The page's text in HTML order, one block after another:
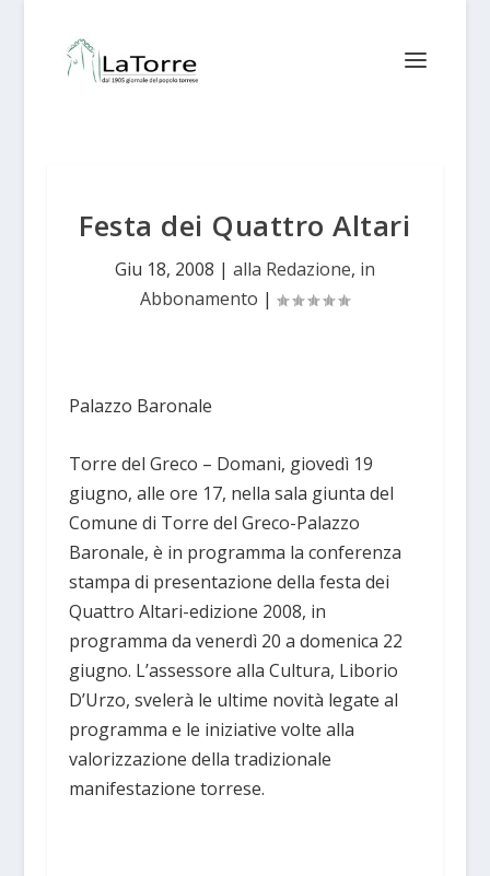
Festa dei Quattro Altari
Giu 18, 2008 | alla Redazione, in
Abbonamento |
Palazzo Baronale
Torre del Greco – Domani, giovedì 19
giugno, alle ore 17, nella sala giunta del
Comune di Torre del Greco-Palazzo
Baronale, è in programma la conferenza
stampa di presentazione della festa dei
Quattro Altari-edizione 2008, in
programma da venerdì 20 a domenica 22
giugno. L’assessore alla Cultura, Liborio
D’Urzo, svelerà le ultime novità legate al
programma e le iniziative volte alla
valorizzazione della tradizionale
manifestazione torrese.